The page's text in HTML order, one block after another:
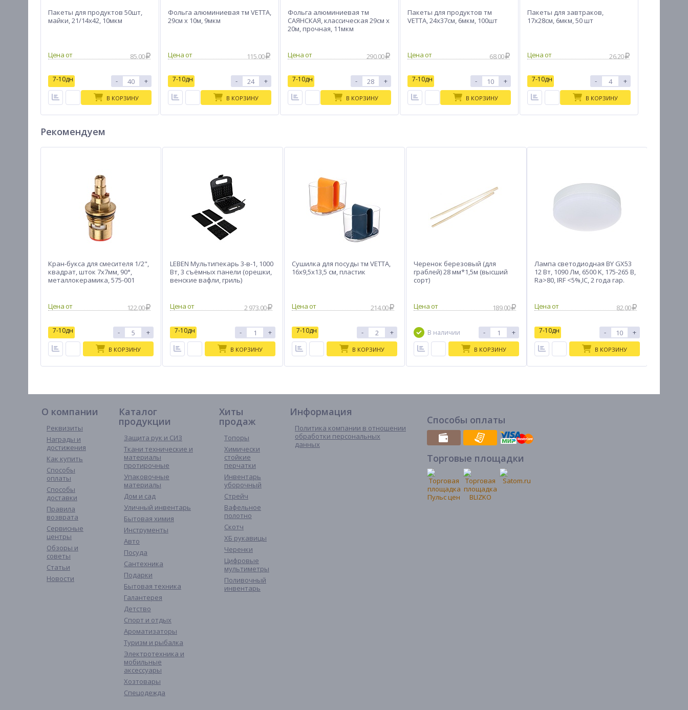
Пакеты для продуктов 50шт,
майки, 21/14х42, 10мкм
Цена от 85.00
7-10дн - +
В КОРЗИНУ
Фольга алюминиевая тм VETTA,
29см х 10м, 9мкм
Цена от 115.00
7-10дн - +
В КОРЗИНУ
Фольга алюминиевая тм
САЯНСКАЯ, классическая 29см х
20м, прочная, 11мкм
Цена от 290.00
7-10дн - +
В КОРЗИНУ
Пакеты для продуктов тм
VETTA, 24x37см, 6мкм, 100шт
Цена от 68.00
7-10дн - +
В КОРЗИНУ
Пакеты для завтраков,
17x28см, 6мкм, 50 шт
Цена от 26.20
7-10дн - +
В КОРЗИНУ
Рекомендуем
Кран-букса для смесителя 1/2",
квадрат, шток 7х7мм, 90°,
металлокерамика, 575-001
122.00
7-10дн - +
В КОРЗИНУ
LEBEN Мультипекарь 3-в-1, 1000
Вт, 3 съёмных панели (орешки,
венские вафли, гриль)
2 973.00
7-10дн - +
В КОРЗИНУ
Сушилка для посуды тм VETTA,
16х9,5х13,5 см, пластик
214.00
7-10дн - +
В КОРЗИНУ
Черенок березовый (для
граблей) 28 мм*1,5м (высший
сорт)
189.00
В наличии - +
В КОРЗИНУ
Лампа светодиодная BY GX53
12 Вт, 1090 Лм, 6500 K, 175-265 В,
Ra>80, IRF <5%,IC, 2 года гар.
82.00
7-10дн - +
В КОРЗИНУ
О компании
Реквизиты
Награды и
достижения
Как купить
Способы
оплаты
Способы
доставки
Правила
возврата
Сервисные
центры
Обзоры и
советы
Статьи
Новости
Каталог
продукции
Защита рук и СИЗ
Ткани технические и
материалы
протирочные
Упаковочные
материалы
Дом и сад
Уличный инвентарь
Бытовая химия
Инструменты
Авто
Посуда
Сантехника
Подарки
Бытовая техника
Галантерея
Детство
Спорт и отдых
Ароматизаторы
Туризм и рыбалка
Электротехника и
мобильные
аксессуары
Хозтовары
Спецодежда
Хиты
продаж
Топоры
Химически
стойкие
перчатки
Инвентарь
уборочный
Стрейч
Вафельное
полотно
Скотч
ХБ рукавицы
Черенки
Цифровые
мультиметры
Поливочный
инвентарь
Информация
Политика компании в отношении
обработки персональных
данных
Способы оплаты
Торговые площадки